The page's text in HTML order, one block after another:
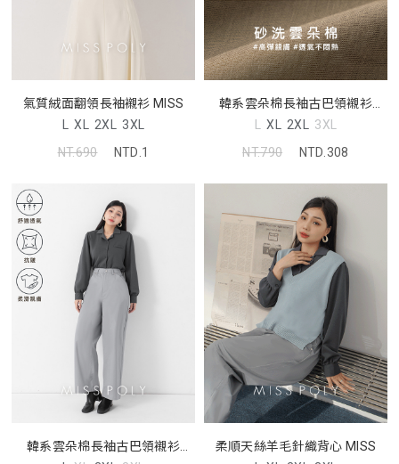
氣質絨面翻領長袖襯衫 MISS
L XL 2XL 3XL
NT.690
NTD.1
韓系雲朵棉長袖古巴領襯衫
MISS
L XL 2XL 3XL
NT.790
NTD.308
韓系雲朵棉長袖古巴領襯衫
柔順天絲羊毛針織背心 MISS